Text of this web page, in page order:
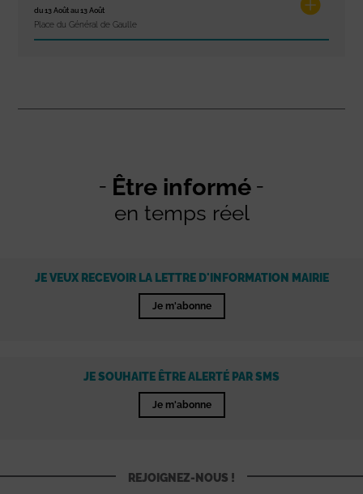
du 13 Août au 13 Août
Place du Général de Gaulle
Être informé
en temps réel
JE VEUX RECEVOIR LA LETTRE D'INFORMATION MAIRIE
Je m'abonne
JE SOUHAITE ÊTRE ALERTÉ PAR SMS
Je m'abonne
REJOIGNEZ-NOUS !